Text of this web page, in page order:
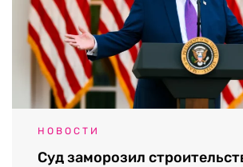
НОВОСТИ
Суд заморозил